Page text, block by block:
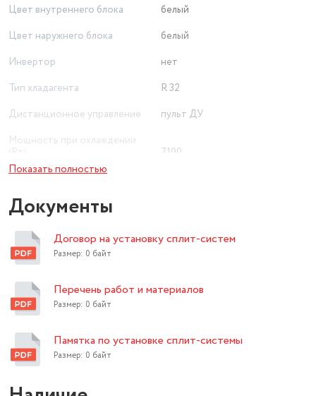
Цвет внутреннего блока
белый
Цвет наружнего блока
белый
Инвертор
нет
Тип хладагента
R 32
Дистанционное управление
пульт ДУ
Мощность при охлаждении
7100
Рекомендуемая площадь
помещения (м²)
Минимальный уровень шума
внутреннего блока (дБ)
Приточная вентиляция
нет
Уровень шума наружнего блока
(дБ)
Режим работы
Показать полностью
Документы
Договор на установку сплит-систем
Размер: 0 байт
Перечень работ и материалов
Размер: 0 байт
Памятка по установке сплит-системы
Размер: 0 байт